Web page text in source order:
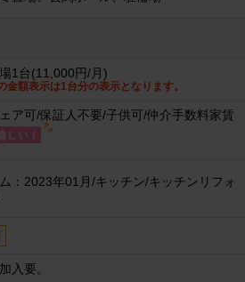
1台(11,000円/月)
金額表示は1台分の表示となります。
ア可/保証人不要/子供可/仲介手数料家賃
：2023年01月/キッチン/キッチンリフォ
入要。